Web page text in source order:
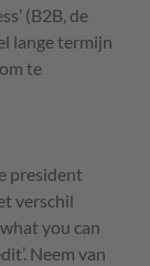
(B2B, de
lange termijn
te
president
verschil
you can
Neem van